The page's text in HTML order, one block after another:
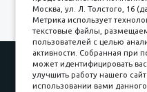
Наши работы
Доставка и сборка
Москва, ул. Л. Толстого, 16
Метрика использует
текстовые файлы,
пользователей с целью
активности. Собранная при
может идентифицировать
улучшить работу нашего
использовании вами